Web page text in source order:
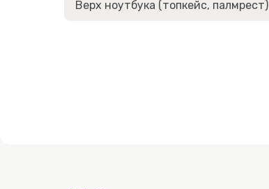
Верх ноутбука (топкейс, палмрест)